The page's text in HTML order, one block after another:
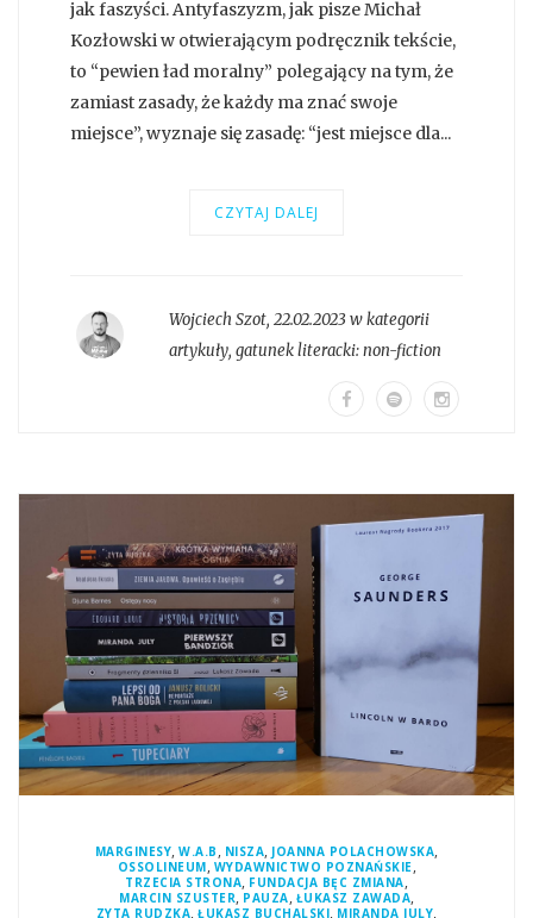
jak faszyści. Antyfaszyzm, jak pisze Michał
Kozłowski w otwierającym podręcznik tekście,
to “pewien ład moralny” polegający na tym, że
zamiast zasady, że każdy ma znać swoje
miejsce”, wyznaje się zasadę: “jest miejsce dla...
CZYTAJ DALEJ
Wojciech Szot, 22.02.2023 w kategorii
artykuły, gatunek literacki:non-fiction
MARGINESY,W.A.B , NISZA, JOANNA POLACHOWSKA,
OSSOLINEUM, WYDAWNICTWO POZNAŃSKIE,
TRZECIA STRONA, FUNDACJA BĘC ZMIANA,
MARCIN SZUSTER, PAUZA, ŁUKASZ ZAWADA,
ZYTA RUDZKA,ŁUKASZ BUCHALSKI, MIRANDA JULY,